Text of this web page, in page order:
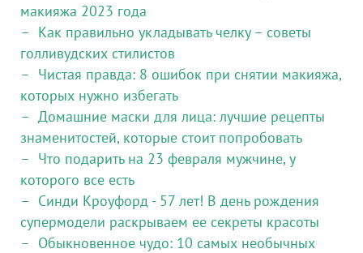
макияжа 2023 года
Как правильно укладывать челку – советы
голливудских стилистов
Чистая правда: 8 ошибок при снятии макияжа,
которых нужно избегать
Домашние маски для лица: лучшие рецепты
знаменитостей, которые стоит попробовать
Что подарить на 23 февраля мужчине, у
которого все есть
Синди Кроуфорд - 57 лет! В день рождения
супермодели раскрываем ее секреты красоты
Обыкновенное чудо: 10 самых необычных